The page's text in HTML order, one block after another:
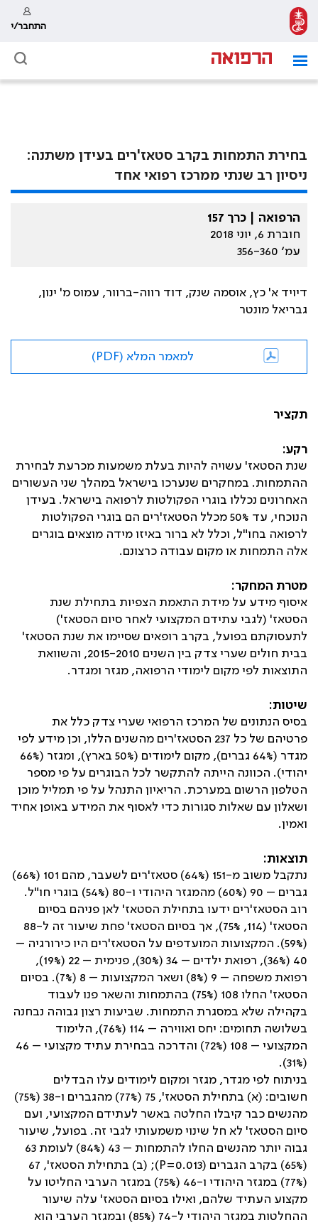
התחבר/י
בחירת התמחות בקרב סטאז'רים בעידן משתנה:
ניסיון רב שנתי ממרכז רפואי אחד
הרפואה | כרך 157
חוברת 6, יוני 2018
עמ׳ 356-360
דיויד א' כץ, אוסמה שנק, דוד רווה-ברוור, עמוס מ' ינון,
גבריאל מונטר
למאמר המלא (PDF)
תקציר
רקע:
שנת הסטאז' עשויה להיות בעלת משמעות מכרעת לבחירת
ההתמחות. במחקרים שנערכו בישראל במהלך שני העשורים
האחרונים נכללו בוגרי הפקולטות לרפואה בישראל. בעידן
הנוכחי, עד 50% מכלל הסטאז'רים הם בוגרי הפקולטות
לרפואה בחו"ל, וכלל לא ברור באיזו מידה מוצאים בוגרים
אלה התמחות או מקום עבודה כרצונם.
מטרת המחקר:
איסוף מידע על מידת התאמת הצפיות בתחילת שנת
הסטאז' (לגבי עתידם המקצועי לאחר סיום הסטאז')
לתעסוקתם בפועל, בקרב רופאים שסיימו את שנת הסטאז'
בבית חולים שערי צדק בין השנים 2015-2010, והשוואת
התוצאות לפי מקום לימודי הרפואה, מגזר ומגדר.
שיטות:
בסיס הנתונים של המרכז הרפואי שערי צדק כלל את
פרטיהם של כל 237 הסטאז'רים מהשנים הללו, וכן מידע לפי
מגדר (64% גברים), מקום לימודים (50% בארץ), ומגזר (66%
יהודי). הכוונה הייתה להתקשר לכל הבוגרים על פי מספר
הטלפון הרשום במערכת. הריאיון התנהל על פי תמליל מוכן
ושאלון עם שאלות סגורות כדי לאסוף את המידע באופן אחיד
ואמין.
תוצאות:
נתקבל משוב מ-151 (64%) סטאז'רים לשעבר, מהם 101 (66%)
גברים – 90 (60%) מהמגזר היהודי ו-80 (54%) בוגרי חו"ל.
רוב הסטאז'רים ידעו בתחילת הסטאז' לאן פניהם בסיום
הסטאז' (114, 75%), אך בסיום הסטאז' פחת שיעור זה ל-88
(59%). המקצועות המועדפים על הסטאז'רים היו כירורגיה –
40 (36%), רפואת ילדים – 34 (30%), פנימית – 22 (19%),
רפואת משפחה – 9 (8%) ושאר המקצועות – 8 (7%). בסיום
הסטאז' החלו 108 (75%) בהתמחות והשאר פנו לעבוד
בקהילה שלא במסגרת התמחות. שביעות רצון גבוהה נבחנה
בשלושה תחומים: יחס ואווירה – 114 (76%), הלימוד
המקצועי – 108 (72%) והדרכה בבחירת עתיד מקצועי – 46
(31%).
בניתוח לפי מגדר, מגזר ומקום לימודים עלו הבדלים
חשובים: (א) בתחילת הסטאז', 75 (77%) מהגברים ו-38 (75%)
מהנשים כבר קיבלו החלטה באשר לעתידם המקצועי, ועם
סיום הסטאז' לא חל שינוי משמעותי לגבי זה. בפועל, שיעור
גבוה יותר מהנשים החלו להתמחות – 43 (84%) לעומת 63
(65%) בקרב הגברים (0.013=
P
); (ב) בתחילת הסטאז', 67
(77%) במגזר היהודי ו-46 (75%) במגזר הערבי החליטו על
מקצוע העתיד שלהם, ואילו בסיום הסטאז' עלה שיעור
ההחלטות במגזר היהודי ל-74 (85%) ובמגזר הערבי הוא